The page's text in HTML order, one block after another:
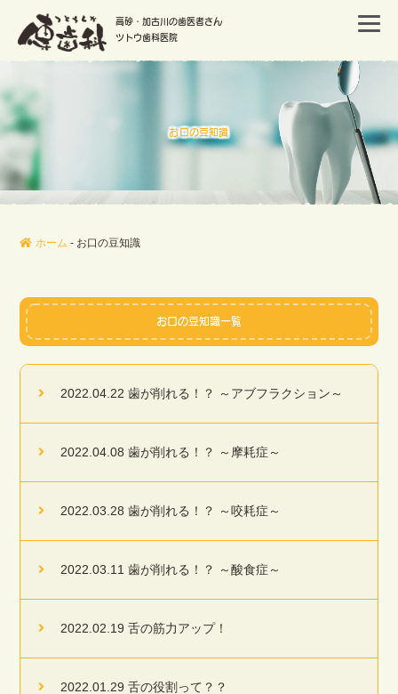
高砂・加古川の歯医者さん
ツトウ歯科医院
お口の豆知識
ホーム - お口の豆知識
お口の豆知識一覧
2022.04.22 歯が削れる！？ ～アブフラクション～
2022.04.08 歯が削れる！？ ～摩耗症～
2022.03.28 歯が削れる！？ ～咬耗症～
2022.03.11 歯が削れる！？ ～酸食症～
2022.02.19 舌の筋力アップ！
2022.01.29 舌の役割って？？